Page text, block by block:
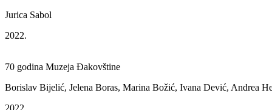
Jurica Sabol
2022.
70 godina Muzeja Đakovštine
Borislav Bijelić, Jelena Boras, Marina Božić, Ivana Dević, Andrea
2022.